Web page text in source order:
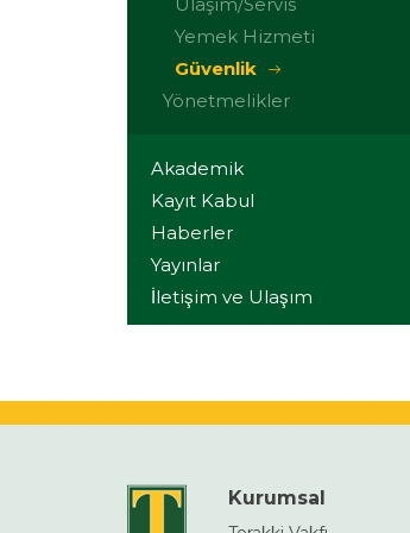
Yemek Hizmeti
Güvenlik
Yönetmelikler
Akademik
Kayıt Kabul
Haberler
Yayınlar
İletişim ve Ulaşım
Kurumsal